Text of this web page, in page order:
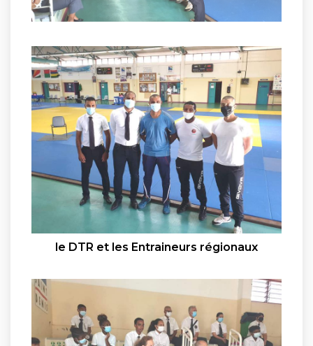
le DTR et les Entraineurs régionaux